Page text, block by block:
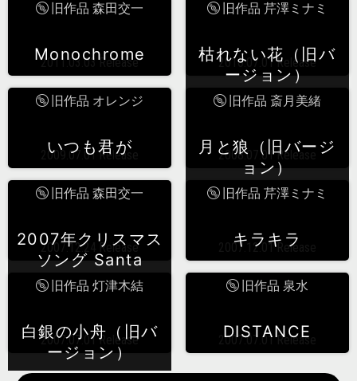
旧作品 森田交一
Monochrome
2011.03.03 Release
旧作品 芹澤ミナミ
枯れない花（旧バ
ージョン）
2010.07.01 Release
旧作品 オレンジ
いつも君が
2009.07.01 Release
旧作品 斎月美緒
月と狼（旧バージ
ョン）
2008.07.01 Release
旧作品 森田交一
2007年クリスマス
ソング Santa
2007.12.24 Release
旧作品 芹澤ミナミ
キラキラ
2007.12.01 Release
旧作品 灯津木結
白銀の小舟（旧バ
ージョン）
2007.07.01 Release
旧作品 泉水
DISTANCE
2007.07.01 Release